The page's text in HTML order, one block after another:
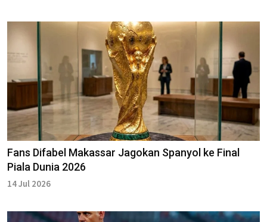
Fans Difabel Makassar Jagokan Spanyol ke Final
Piala Dunia 2026
14 Jul 2026